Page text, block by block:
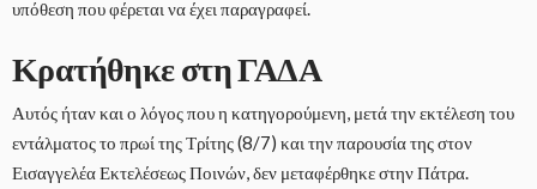
υπόθεση που φέρεται να έχει παραγραφεί.
Κρατήθηκε στη ΓΑΔΑ
Αυτός ήταν και ο λόγος που η κατηγορούμενη, μετά την εκτέλεση του
εντάλματος το πρωί της Τρίτης (8/7) και την παρουσία της στον
Εισαγγελέα Εκτελέσεως Ποινών, δεν μεταφέρθηκε στην Πάτρα.